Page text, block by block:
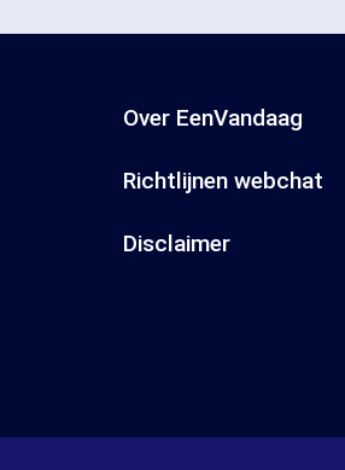
Over EenVandaag
Richtlijnen webchat
Disclaimer